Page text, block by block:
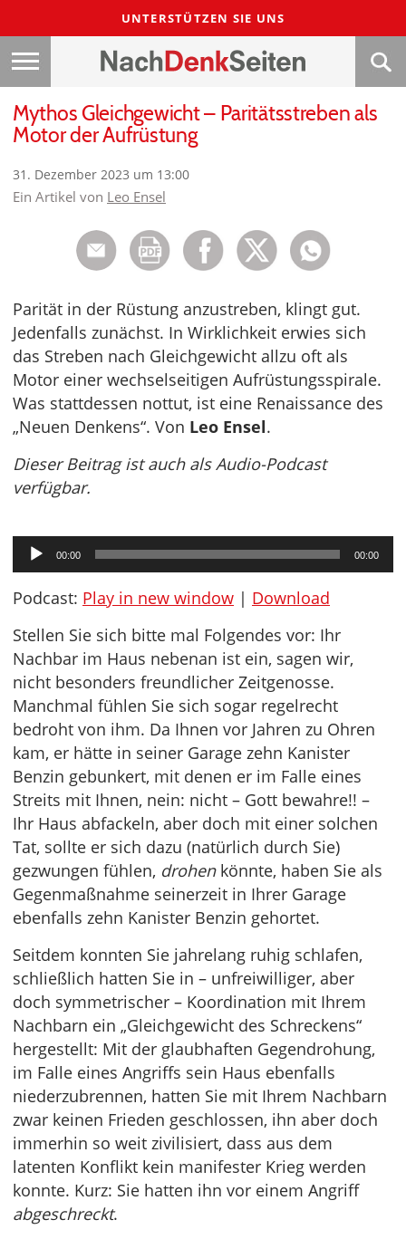
UNTERSTÜTZEN SIE UNS
Mythos Gleichgewicht – Paritätsstreben als
Motor der Aufrüstung
31. Dezember 2023 um 13:00
Ein Artikel von Leo Ensel
Parität in der Rüstung anzustreben, klingt gut.
Jedenfalls zunächst. In Wirklichkeit erwies sich
das Streben nach Gleichgewicht allzu oft als
Motor einer wechselseitigen Aufrüstungsspirale.
Was stattdessen nottut, ist eine Renaissance des
„Neuen Denkens“. Von Leo Ensel.
Dieser Beitrag ist auch als Audio-Podcast
verfügbar.
Audio-
Player
00:00 00:00
Podcast: Play in new window | Download
Stellen Sie sich bitte mal Folgendes vor: Ihr
Nachbar im Haus nebenan ist ein, sagen wir,
nicht besonders freundlicher Zeitgenosse.
Manchmal fühlen Sie sich sogar regelrecht
bedroht von ihm. Da Ihnen vor Jahren zu Ohren
kam, er hätte in seiner Garage zehn Kanister
Benzin gebunkert, mit denen er im Falle eines
Streits mit Ihnen, nein: nicht – Gott bewahre!! –
Ihr Haus abfackeln, aber doch mit einer solchen
Tat, sollte er sich dazu (natürlich durch Sie)
gezwungen fühlen, drohenkönnte, haben Sie als
Gegenmaßnahme seinerzeit in Ihrer Garage
ebenfalls zehn Kanister Benzin gehortet.
Seitdem konnten Sie jahrelang ruhig schlafen,
schließlich hatten Sie in – unfreiwilliger, aber
doch symmetrischer – Koordination mit Ihrem
Nachbarn ein „Gleichgewicht des Schreckens“
hergestellt: Mit der glaubhaften Gegendrohung,
im Falle eines Angriffs sein Haus ebenfalls
niederzubrennen, hatten Sie mit Ihrem Nachbarn
zwar keinen Frieden geschlossen, ihn aber doch
immerhin so weit zivilisiert, dass aus dem
latenten Konflikt kein manifester Krieg werden
konnte. Kurz: Sie hatten ihn vor einem Angriff
abgeschreckt.